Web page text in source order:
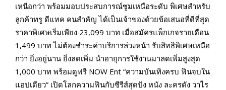
เหนือกว่า พร้อมมอบประสบการณ์ซูมเหนือระดับ พิเศษสำหรับ
ลูกค้าทรู ดีแทค คนสำคัญ ได้เป็นเจ้าของด้วยข้อเสนอที่ดีที่สุด
ราคาพิเศษเริ่มเพียง 23,099 บาท เมื่อสมัครแพ็กเกจรายเดือน
1,499 บาท ไม่ต้องชำระค่าบริการล่วงหน้า รับสิทธิพิเศษเหนือ
กว่า ยิ่งอยู่นาน ยิ่งลดเพิ่ม นำอายุการใช้งานมาลดเพิ่มสูงสุด
1,000 บาท พร้อมดูฟรี NOW Ent “ความบันเทิงครบ ฟินจบใน
แอปเดียว” เปิดโลกความฟินกับซีรีส์สุดปัง หนัง ละครดัง วาไร